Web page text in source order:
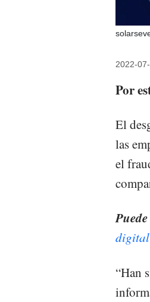
2022-
Por
El
las
el
“Han